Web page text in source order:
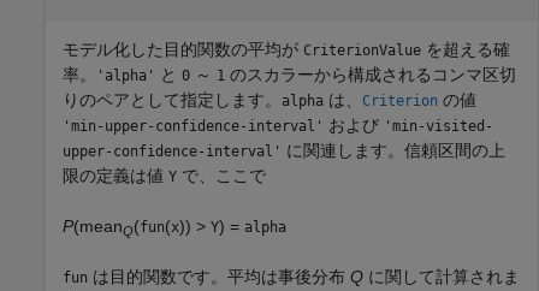
モデル化した目的関数の平均が CriterionValue を超える確
率。
'alpha' と 0 ～ 1 のスカラーから構成されるコンマ区切
りのペアとして指定します。
alpha は、 Criterion の値
'min-upper-confidence-interval' および 'min-visited-
upper-confidence-interval' に関連します。信頼区間の上
限の定義は値 Y で、ここで
P(meanQ(fun(x)) > Y) = alpha
fun は目的関数です。平均は事後分布 Q に関して計算されま